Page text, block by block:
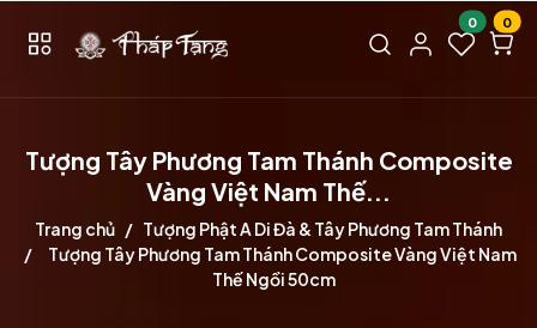
0 0
Tượng Tây Phương Tam Thánh Composite
Vàng Việt Nam Thế...
Trang chủ
Tượng Phật A Di Đà & Tây Phương Tam Thánh
Tượng Tây Phương Tam Thánh Composite Vàng Việt Nam
Thế Ngồi 50cm